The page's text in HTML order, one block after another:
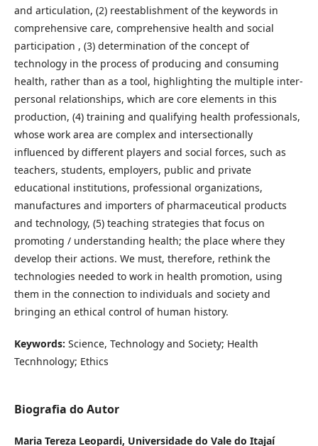
and articulation, (2) reestablishment of the keywords in
comprehensive care, comprehensive health and social
participation , (3) determination of the concept of
technology in the process of producing and consuming
health, rather than as a tool, highlighting the multiple inter-
personal relationships, which are core elements in this
production, (4) training and qualifying health professionals,
whose work area are complex and intersectionally
influenced by different players and social forces, such as
teachers, students, employers, public and private
educational institutions, professional organizations,
manufactures and importers of pharmaceutical products
and technology, (5) teaching strategies that focus on
promoting / understanding health; the place where they
develop their actions. We must, therefore, rethink the
technologies needed to work in health promotion, using
them in the connection to individuals and society and
bringing an ethical control of human history.
Keywords: Science, Technology and Society; Health
Tecnhnology; Ethics
Biografia do Autor
Maria Tereza Leopardi, Universidade do Vale do Itajaí